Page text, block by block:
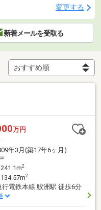
変更する
新着メールを受取る
万円
年3月(築17年6ヶ月)
2
2
行電鉄本線 鮫洲駅 徒歩6分